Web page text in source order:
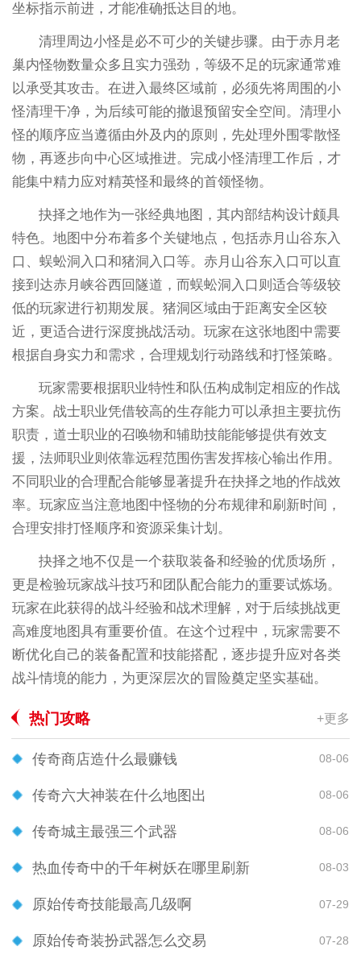
坐标指示前进，才能准确抵达目的地。
清理周边小怪是必不可少的关键步骤。由于赤月老
巢内怪物数量众多且实力强劲，等级不足的玩家通常难
以承受其攻击。在进入最终区域前，必须先将周围的小
怪清理干净，为后续可能的撤退预留安全空间。清理小
怪的顺序应当遵循由外及内的原则，先处理外围零散怪
物，再逐步向中心区域推进。完成小怪清理工作后，才
能集中精力应对精英怪和最终的首领怪物。
抉择之地作为一张经典地图，其内部结构设计颇具
特色。地图中分布着多个关键地点，包括赤月山谷东入
口、蜈蚣洞入口和猪洞入口等。赤月山谷东入口可以直
接到达赤月峡谷西回隧道，而蜈蚣洞入口则适合等级较
低的玩家进行初期发展。猪洞区域由于距离安全区较
近，更适合进行深度挑战活动。玩家在这张地图中需要
根据自身实力和需求，合理规划行动路线和打怪策略。
玩家需要根据职业特性和队伍构成制定相应的作战
方案。战士职业凭借较高的生存能力可以承担主要抗伤
职责，道士职业的召唤物和辅助技能能够提供有效支
援，法师职业则依靠远程范围伤害发挥核心输出作用。
不同职业的合理配合能够显著提升在抉择之地的作战效
率。玩家应当注意地图中怪物的分布规律和刷新时间，
合理安排打怪顺序和资源采集计划。
抉择之地不仅是一个获取装备和经验的优质场所，
更是检验玩家战斗技巧和团队配合能力的重要试炼场。
玩家在此获得的战斗经验和战术理解，对于后续挑战更
高难度地图具有重要价值。在这个过程中，玩家需要不
断优化自己的装备配置和技能搭配，逐步提升应对各类
战斗情境的能力，为更深层次的冒险奠定坚实基础。
热门攻略 +更多
传奇商店造什么最赚钱 08-06
传奇六大神装在什么地图出 08-06
传奇城主最强三个武器 08-06
热血传奇中的千年树妖在哪里刷新 08-03
原始传奇技能最高几级啊 07-29
原始传奇装扮武器怎么交易 07-28